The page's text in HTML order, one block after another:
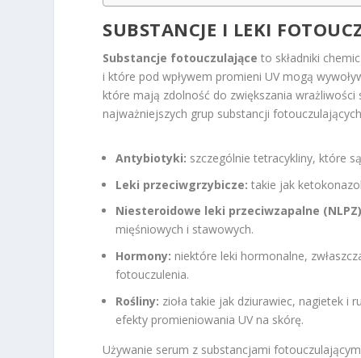
SUBSTANCJE I LEKI
Substancje fotouczulające to składniki
i które pod wpływem promieni UV mogą
które mają zdolność do zwiększania
najważniejszych grup substancji
Antybiotyki: szczególnie tetracykliny, które
Leki przeciwgrzybicze: takie jak
Niesteroidowe leki przeciwzapalne
mięśniowych i stawowych.
Hormony: niektóre leki hormonalne,
fotouczulenia.
Rośliny: zioła takie jak dziurawiec, nagietek i
efekty promieniowania UV na skórę.
Używanie serum z substancjami